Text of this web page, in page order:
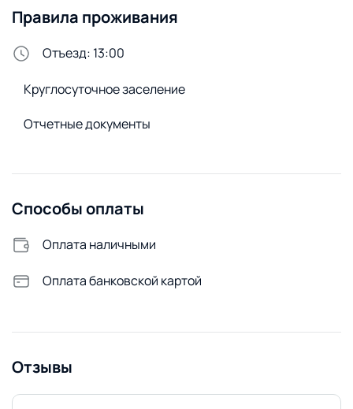
Безопасность
Домофон
Стирка и белье
Сменное постельное белье
Правила проживания
Отъезд: 13:00
Круглосуточное заселение
Отчетные документы
Способы оплаты
Оплата наличными
Оплата банковской картой
Отзывы